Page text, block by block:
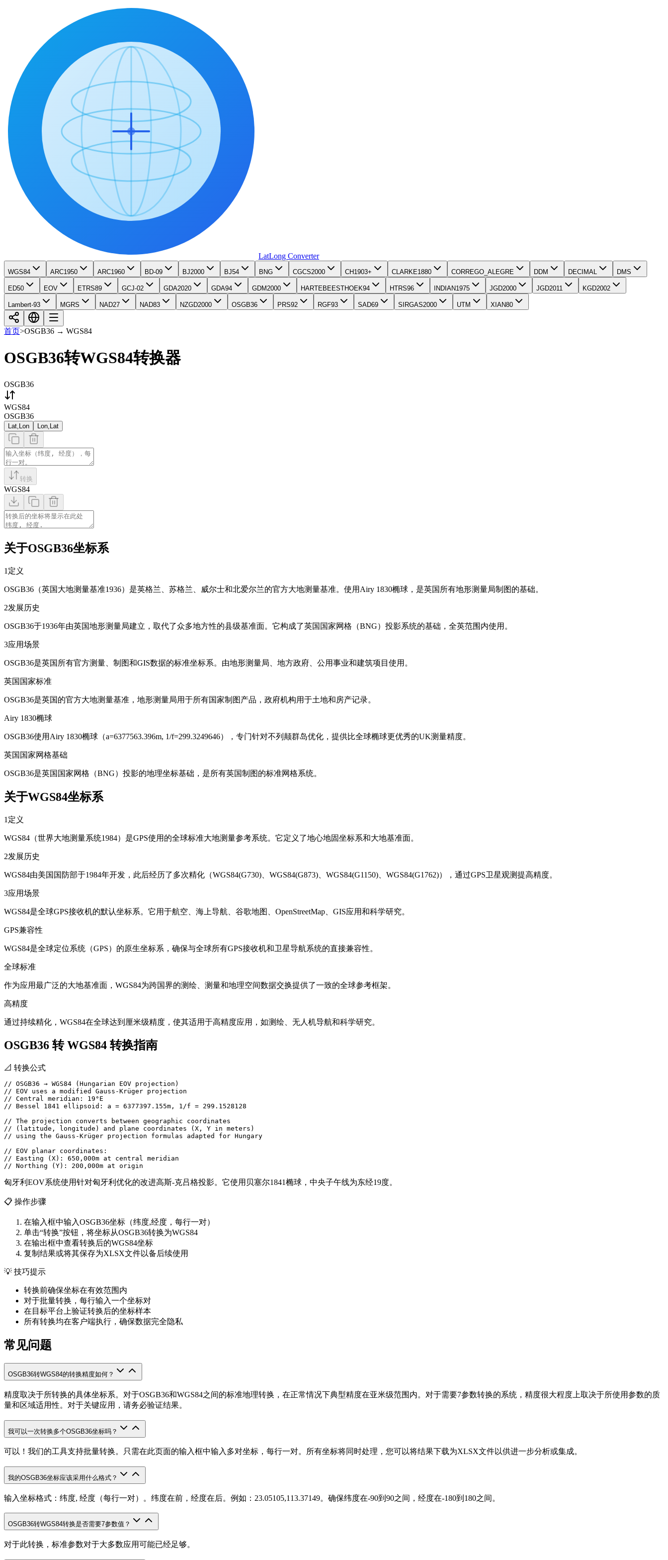
LatLong Converter
WGS84 ARC1950 ARC1960 BD-09 BJ2000 BJ54 BNG CGCS2000 CH1903+ CLARKE1880 CORREGO_ALEGRE DDM DECIMAL DMS
ED50 EOV ETRS89 GCJ-02 GDA2020 GDA94 GDM2000 HARTEBEESTHOEK94 HTRS96 INDIAN1975 JGD2000 JGD2011 KGD2002
Lambert-93 MGRS NAD27 NAD83 NZGD2000 OSGB36 PRS92 RGF93 SAD69 SIRGAS2000 UTM XIAN80
首页>OSGB36 → WGS84
OSGB36转WGS84转换器
OSGB36
WGS84
OSGB36
Lat,Lon Lon,Lat
转换
WGS84
关于OSGB36坐标系
1 定义
OSGB36（英国大地测量基准1936）是英格兰、苏格兰、威尔士和北爱尔兰的官方大地测量基准。使用Airy 1830椭球，是英国所有地形测量局制图的基础。
2发展历史
OSGB36于1936年由英国地形测量局建立，取代了众多地方性的县级基准面。它构成了英国国家网格（BNG）投影系统的基础，全英范围内使用。
3应用场景
OSGB36是英国所有官方测量、制图和GIS数据的标准坐标系。由地形测量局、地方政府、公用事业和建筑项目使用。
英国国家标准
OSGB36是英国的官方大地测量基准，地形测量局用于所有国家制图产品，政府机构用于土地和房产记录。
Airy 1830椭球
OSGB36使用Airy 1830椭球（a=6377563.396m, 1/f=299.3249646），专门针对不列颠群岛优化，提供比全球椭球更优秀的UK测量精度。
英国国家网格基础
OSGB36是英国国家网格（BNG）投影的地理坐标基础，是所有英国制图的标准网格系统。
关于WGS84坐标系
1 定义
WGS84（世界大地测量系统1984）是GPS使用的全球标准大地测量参考系统。它定义了地心地固坐标系和大地基准面。
2发展历史
WGS84由美国国防部于1984年开发，此后经历了多次精化（WGS84(G730)、WGS84(G873)、WGS84(G1150)、WGS84(G1762)），通过GPS卫星观测提高精度。
3应用场景
WGS84是全球GPS接收机的默认坐标系。它用于航空、海上导航、谷歌地图、OpenStreetMap、GIS应用和科学研究。
GPS兼容性
WGS84是全球定位系统（GPS）的原生坐标系，确保与全球所有GPS接收机和卫星导航系统的直接兼容性。
全球标准
作为应用最广泛的大地基准面，WGS84为跨国界的测绘、测量和地理空间数据交换提供了一致的全球参考框架。
高精度
通过持续精化，WGS84在全球达到厘米级精度，使其适用于高精度应用，如测绘、无人机导航和科学研究。
OSGB36 转 WGS84 转换指南
📐 转换公式
// OSGB36 → WGS84 (Hungarian EOV projection)
// EOV uses a modified Gauss-Krüger projection
// Central meridian: 19°E
// Bessel 1841 ellipsoid: a = 6377397.155m, 1/f = 299.1528128
// The projection converts between geographic coordinates
// (latitude, longitude) and plane coordinates (X, Y in meters)
// using the Gauss-Krüger projection formulas adapted for Hungary
// EOV planar coordinates:
// Easting (X): 650,000m at central meridian
// Northing (Y): 200,000m at origin
匈牙利EOV系统使用针对匈牙利优化的改进高斯-克吕格投影。它使用贝塞尔1841椭球，中央子午线为东经19度。
📋 操作步骤
在输入框中输入OSGB36坐标（纬度,经度，每行一对）
单击“转换”按钮，将坐标从OSGB36转换为WGS84
在输出框中查看转换后的WGS84坐标
复制结果或将其保存为XLSX文件以备后续使用
💡 技巧提示
转换前确保坐标在有效范围内
对于批量转换，每行输入一个坐标对
在目标平台上验证转换后的坐标样本
所有转换均在客户端执行，确保数据完全隐私
常见问题
OSGB36转WGS84的转换精度如何？
精度取决于所转换的具体坐标系。对于OSGB36和WGS84之间的标准地理转换，在正常情况下典型精度在亚米级范围内。对于需要7参数转换的系统，精度很大程度上取决于所使用参数的质
量和区域适用性。对于关键应用，请务必验证结果。
我可以一次转换多个OSGB36坐标吗？
可以！我们的工具支持批量转换。只需在此页面的输入框中输入多对坐标，每行一对。所有坐标将同时处理，您可以将结果下载为XLSX文件以供进一步分析或集成。
我的OSGB36坐标应该采用什么格式？
输入坐标格式：纬度, 经度（每行一对）。纬度在前，经度在后。例如：23.05105,113.37149。确保纬度在-90到90之间，经度在-180到180之间。
OSGB36转WGS84转换是否需要7参数值？
对于此转换，标准参数对于大多数应用可能已经足够。